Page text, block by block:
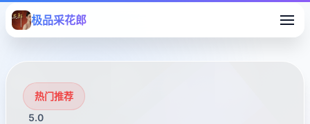
极品采花郎
热门推荐
5.0